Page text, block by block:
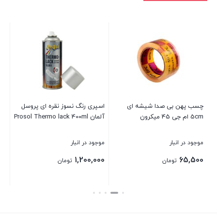
چسب پهن بی صدا شیشه ای
5cm ام جی 45 میکرون
موجود در انبار
65,500 تومان
اسپری رنگ نسوز نقره ای پروسل
آلمان Prosol Thermo lack 400ml
موجود در انبار
1,200,000 تومان
بستن